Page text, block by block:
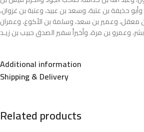
حذيفة بن عتبة، وسعد بن عبيد، وعتبة بن غزوان،
معقل، وعمير بن سعد، وسلمة بن الأكوع، وعمران
Additional information
Shipping & Delivery
Related products